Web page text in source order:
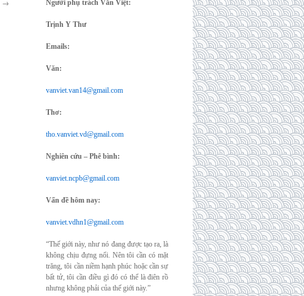
→ Người phụ trách Văn Việt:
Trịnh Y Thư
Emails:
Văn:
vanviet.van14@gmail.com
Thơ:
tho.vanviet.vd@gmail.com
Nghiên cứu – Phê bình:
vanviet.ncpb@gmail.com
Vấn đề hôm nay:
vanviet.vdhn1@gmail.com
“Thế giới này, như nó đang được tạo ra, là
không chịu đựng nổi. Nên tôi cần có mặt
trăng, tôi cần niềm hạnh phúc hoặc cần sự
bất tử, tôi cần điều gì đó có thể là điên rồ
nhưng không phải của thế giới này.”